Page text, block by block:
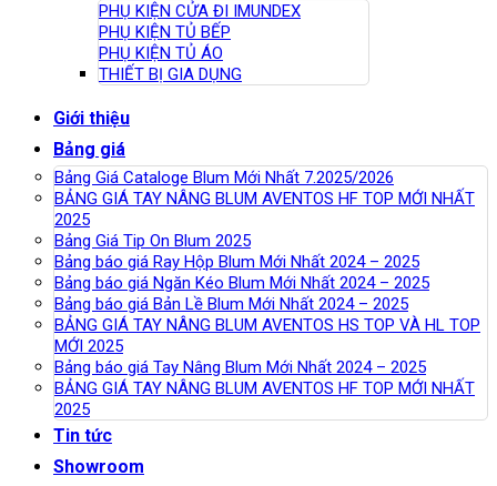
PHỤ KIỆN CỬA ĐI IMUNDEX
PHỤ KIỆN TỦ BẾP
PHỤ KIỆN TỦ ÁO
THIẾT BỊ GIA DỤNG
Giới thiệu
Bảng giá
Bảng Giá Cataloge Blum Mới Nhất 7.2025/2026
BẢNG GIÁ TAY NÂNG BLUM AVENTOS HF TOP MỚI NHẤT
2025
Bảng Giá Tip On Blum 2025
Bảng báo giá Ray Hộp Blum Mới Nhất 2024 – 2025
Bảng báo giá Ngăn Kéo Blum Mới Nhất 2024 – 2025
Bảng báo giá Bản Lề Blum Mới Nhất 2024 – 2025
BẢNG GIÁ TAY NÂNG BLUM AVENTOS HS TOP VÀ HL TOP
MỚI 2025
Bảng báo giá Tay Nâng Blum Mới Nhất 2024 – 2025
BẢNG GIÁ TAY NÂNG BLUM AVENTOS HF TOP MỚI NHẤT
2025
Tin tức
Showroom